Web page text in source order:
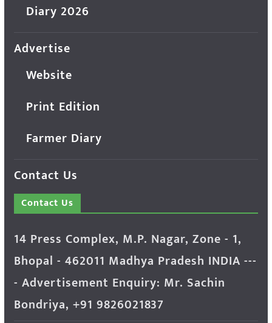
Diary 2026
Advertise
Website
Print Edition
Farmer Diary
Contact Us
Contact Us
14 Press Complex, M.P. Nagar, Zone - 1,
Bhopal - 462011 Madhya Pradesh INDIA ---
- Advertisement Enquiry: Mr. Sachin
Bondriya, +91 9826021837